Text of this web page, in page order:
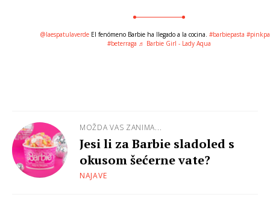
@laespatulaverde El fenómeno Barbie ha llegado a la cocina. #barbiepasta
#beterraga ♬ Barbie Girl - Lady Aqua
MOŽDA VAS ZANIMA...
Jesi li za Barbie sladoled s
okusom šećerne vate?
NAJAVE